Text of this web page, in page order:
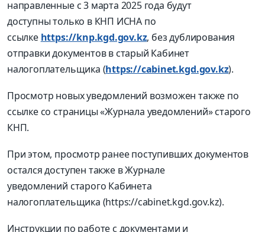
направленные с 3 марта 2025 года будут
доступны только в КНП ИСНА по
ссылке https://knp.kgd.gov.kz, без дублирования
отправки документов в старый Кабинет
налогоплательщика (https://cabinet.kgd.gov.kz).
Просмотр новых уведомлений возможен также по
ссылке со страницы «Журнала уведомлений» старого
КНП.
При этом, просмотр ранее поступивших документов
остался доступен также в Журнале
уведомлений старого Кабинета
налогоплательщика (https://cabinet.kgd.gov.kz).
Инструкции по работе с документами и